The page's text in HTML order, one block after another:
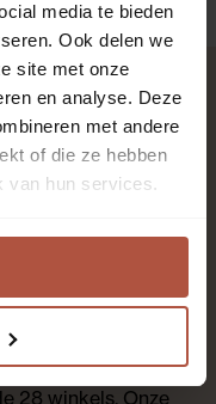
media te bieden
Ook delen we
site met onze
en analyse. Deze
met andere
of die ze hebben
van hun services.
in vloeren en
en de beste
28 winkels. Onze